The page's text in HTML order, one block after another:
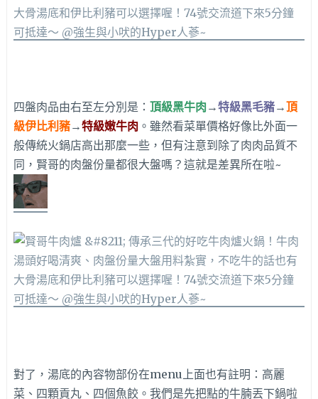
四盤肉品由右至左分別是： 頂級黑牛肉→特級黑毛豬→頂
級伊比利豬→特級嫩牛肉。雖然看菜單價格好像比外面一
般傳統火鍋店高出那麼一些，但有注意到除了肉肉品質不
同，賢哥的肉盤份量都很大盤嗎？這就是差異所在啦~
對了，湯底的內容物部份在menu上面也有註明：高麗
菜、四顆貢丸、四個魚餃。我們是先把點的牛腩丟下鍋啦